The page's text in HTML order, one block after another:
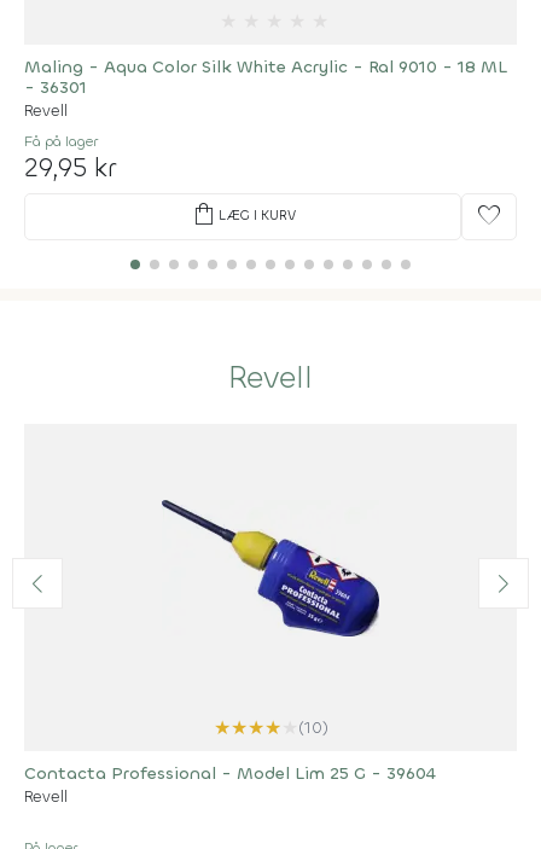
Maling - Aqua Color Silk White Acrylic - Ral 9010 - 18 ML
- 36301
Revell
Få på lager
29,95 kr
shopping_bag LÆG I KURV favorite
Revell
★★★★
(10)
Contacta Professional - Model Lim 25 G - 39604
Revell